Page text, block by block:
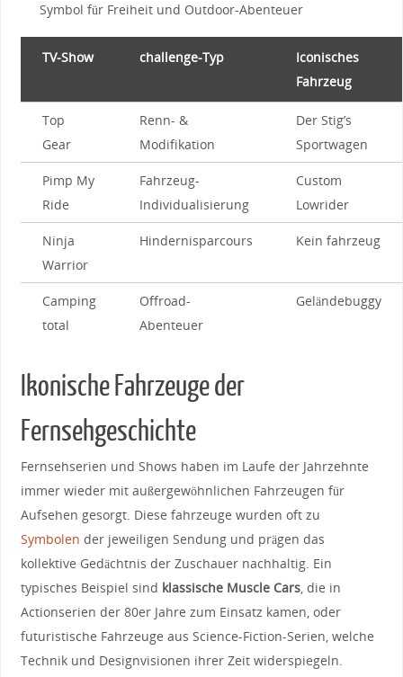
Symbol ​für Freiheit und Outdoor-Abenteuer
TV-Show challenge-Typ
Iconisches
Fahrzeug
Top
Gear
Renn- &
Modifikation
Der Stig’s⁢
Sportwagen
Pimp My
Ride
Fahrzeug-
Individualisierung
Custom‌
Lowrider
Ninja
⁢Warrior
Hindernisparcours Kein‌ fahrzeug
Camping
total
Offroad-
Abenteuer
Geländebuggy
Ikonische Fahrzeuge der
Fernsehgeschichte
Fernsehserien und Shows haben im⁣ Laufe ​der Jahrzehnte‍
immer wieder ​mit ⁤außergewöhnlichen Fahrzeugen für
⁤Aufsehen gesorgt. Diese fahrzeuge wurden oft zu
Symbolen der jeweiligen Sendung und ​prägen das⁤
kollektive Gedächtnis der Zuschauer nachhaltig. Ein
typisches Beispiel sind klassische Muscle Cars, ‍die in
Actionserien‍ der‍ 80er Jahre⁣ zum Einsatz kamen, oder
futuristische Fahrzeuge ⁢aus ⁣Science-Fiction-Serien, ⁤welche
Technik und Designvisionen ihrer Zeit ⁤widerspiegeln.